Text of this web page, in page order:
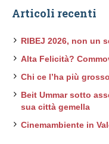
Articoli recenti
RIBEJ 2026, non un
Alta Felicità?
Chi ce l’ha più
Beit Ummar sotto
sua città gemella
Cinemambiente in